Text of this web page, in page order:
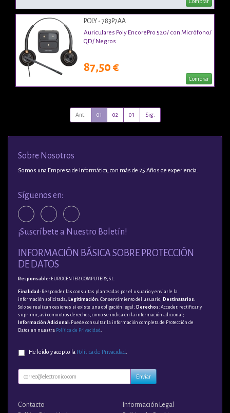
POLY - 783P7AA
Auriculares Poly EncorePro 520/ con Micrófono/
QD/ Negros
87,50 €
Comprar
Ant. 01 02 03 Sig.
Sobre Nosotros
Somos una Empresa de Informática, con más de 25 Años de experiencia.
Síguenos en:
¡Suscríbete a Nuestro Boletín!
INFORMACIÓN BÁSICA SOBRE PROTECCIÓN
DE DATOS
Responsable: EUROCENTER COMPUTERS, S.L.
Finalidad: Responder las consultas planteadas por el usuario y enviarle la
información solicitada; Legitimación: Consentimiento del usuario; Destinatarios:
Solo se realizan cesiones si existe una obligación legal; Derechos: Acceder, rectificar y
suprimir, así como otros derechos, como se indica en la información adicional;
Información Adicional : Puede consultar la información completa de Protección de
Datos en nuestra Política de Privacidad.
He leído y acepto la Política de Privacidad.
Enviar
Contacto
Información Legal